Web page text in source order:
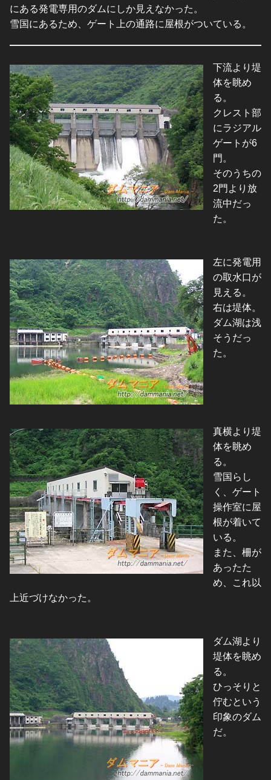
にある発電専用のダムにしか見えなかった。
雪国にあるため、ゲート上の通路に屋根がついている。
下流より堤
体を眺め
る。
クレスト部
にラジアル
ゲートが6
門。
そのうちの
2門より放
流中だっ
た。
左に発電用
の取水口が
見える。
右は堤体。
ダム湖は浅
そうだっ
た。
真横より堤
体を眺め
る。
雪国らし
く、ゲート
操作室に屋
根が着いて
いる。
また、柵が
あったた
め、これ以
上近づけなかった。
ダム湖より
堤体を眺め
る。
ひっそりと
佇むという
印象のダム
だ。